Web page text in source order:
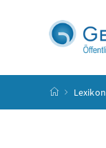
Startseite
Lexikon